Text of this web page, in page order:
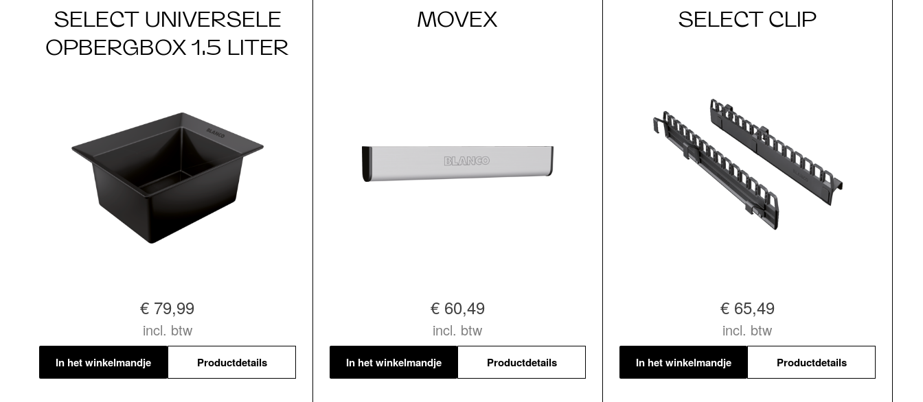
SELECT UNIVERSELE
OPBERGBOX 1.5 LITER
€ 79,99
incl. btw
In het winkelmandje Productdetails
MOVEX
€ 60,49
incl. btw
In het winkelmandje Productdetails
SELECT CLIP
€ 65,49
incl. btw
In het winkelmandje Productdetails